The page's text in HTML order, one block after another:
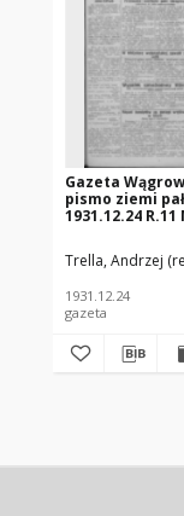
Gazeta
pismo ziemi
1931.12.24 R.11
Trella, Andrzej
1931.12.24
gazeta